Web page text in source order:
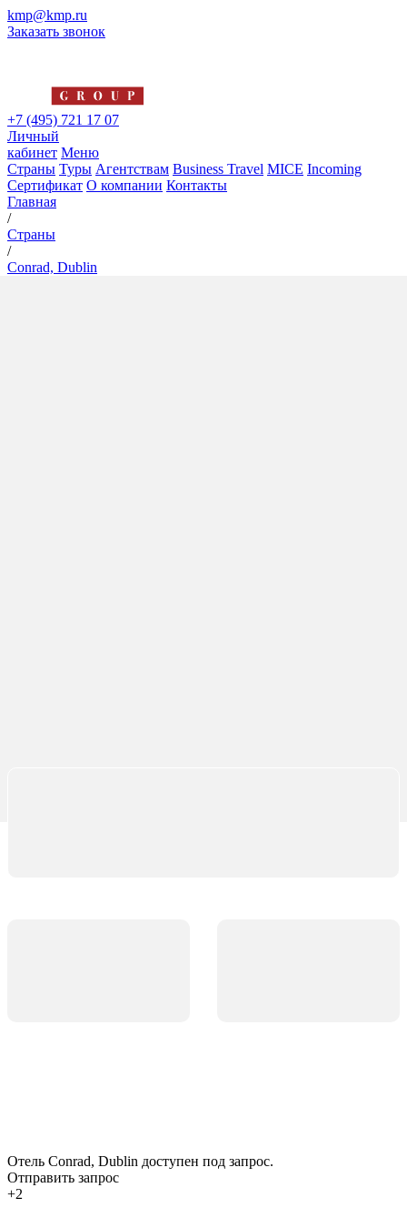
kmp@kmp.ru
Заказать звонок
+7 (495) 721 17 07
Личный
кабинет Меню
Страны Туры Агентствам Business Travel MICE Incoming
Сертификат О компании Контакты
Главная
/
Страны
/
Conrad, Dublin
Отель Conrad, Dublin доступен под запрос.
Отправить запрос
+2